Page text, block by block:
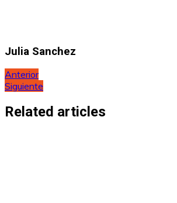
Julia Sanchez
Navegación
de
entradas
Anterior
Siguiente
Related articles